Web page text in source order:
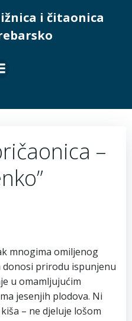
i čitaonica
–
mnogima omiljenog
donosi prirodu ispunjenu
u omamljujućim
jesenjih plodova. Ni
– ne djeluje lošom